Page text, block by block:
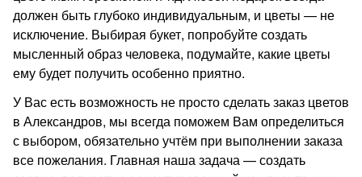
должен быть глубоко индивидуальным, и цветы — не
исключение. Выбирая букет, попробуйте создать
мысленный образ человека, подумайте, какие цветы
ему будет получить особенно приятно.
У Вас есть возможность не просто сделать заказ цветов
в Александров, мы всегда поможем Вам определиться
с выбором, обязательно учтём при выполнении заказа
все пожелания. Главная наша задача — создать